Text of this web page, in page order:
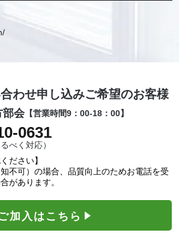
わせ申し込みご希望のお客様
部会【営業時間9：00-18：00】
0631
べく対応）
ださい】
不可）の場合、品質向上のためお電話を受
があります。
加入はこちら